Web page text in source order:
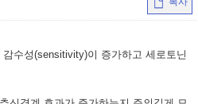
수성(sensitivity)이 증가하고 세로토닌